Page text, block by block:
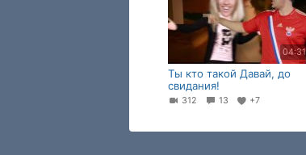
04:31
Ты кто такой Давай, до
свидания!
312 13 +7